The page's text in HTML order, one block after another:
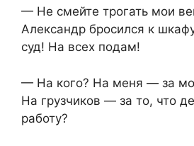
— Не смейте трогать мои
Александр бросился к
суд! На всех подам!
— На кого? На меня — за
На грузчиков — за то, что
работу?